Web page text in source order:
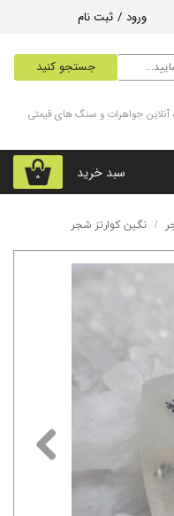
جستجو کنید
ورود / ثبت نام
۰ سبد خرید
جواهرات و سنگ های قیمتی
نگین کوارتز شجر